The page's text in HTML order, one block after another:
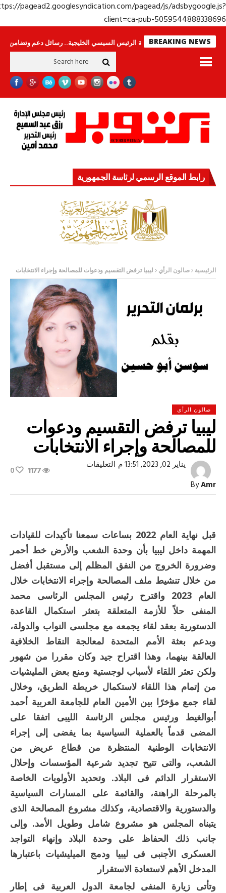
https://pagead2.googlesyndication.com/pagead/js/
client=ca-pub-
BREAKING NEWS
لا ينامون جولة الرئيس السيسي الخليجية.. رسائل دعم وتضامن للأشقاء
رابط الموقع الرسمي لرئاسة الجمهورية
الرئيسية صالون الرأي ليبيا ترفض التقسيم ودعوات للمصالحة وإجراء الانتخابات
صالون الرأي
ليبيا ترفض التقسيم ودعوات
للمصالحة وإجراء الانتخابات
ByAmr
يناير 02, 2023, 13:51 م التعليقاتعلى
ودعوات
مغلقة
1177
0
قبل نهاية العام 2022 بساعات سمعنا تأكيدات للقيادات
المهمة داخل ليبيا بأن وحدة الشعب والأرض خط أحمر
وضرورة الخروج من النفق المظلم إلى مستقبل أفضل
من خلال تنشيط ملف المصالحة وإجراء الانتخابات خلال
العام 2023 واقترح رئيس المجلس الرئاسى محمد
المنفى حلاً للأزمة المتعلقة بتعثر استكمال القاعدة
الدستورية بعقد لقاء يجمعه مع مجلسى النواب والدولة،
وبدعم بعثة الأمم المتحدة لمعالجة النقاط الخلافية
العالقة بينهما، وهذا اقتراح جيد وكان مقررا من شهور
ولكن تعثر اللقاء لأسباب لوجستية ومنع بعض المليشيات
من إتمام هذا اللقاء لاستكمال خريطة الطريق، وخلال
لقاء جمع مؤخرًا بين الأمين العام للجامعة العربية أحمد
أبوالغيط ورئيس مجلس الرئاسة الليبى اتفقا على
المضى قدماً بالعملية السياسية بما يفضى إلى إجراء
الانتخابات الوطنية المنتظرة من قطاع عريض من
الشعب، والتى تتيح تجديد شرعية المؤسسات وإحلال
الاستقرار الدائم فى البلاد. وتحديد الأولويات الخاصة
بالمرحلة الراهنة، والقائمة على المسارات السياسية
والدستورية والاقتصادية، وكذلك مشروع المصالحة الذى
يتبناه المجلس هو مشروع شامل وطويل الأمد. وإلى
جانب ذلك الحفاظ على وحدة البلاد وإنهاء التواجد
العسكرى الأجنبى فى ليبيا ودمج الميليشيات باعتبارها
المدخل الأهم لاستعادة الاستقرار
وتأتى زيارة المنفى لجامعة الدول العربية فى إطار